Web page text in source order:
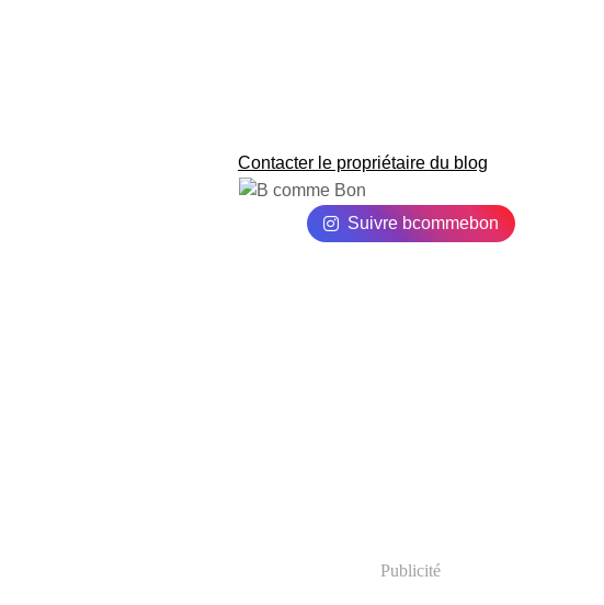
Contacter le propriétaire du blog
Suivre bcommebon
Publicité